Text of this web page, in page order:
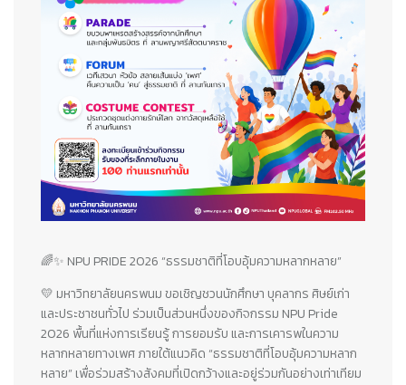
🌈✨ NPU PRIDE 2026 “ธรรมชาติที่โอบอุ้มความหลากหลาย”
💛 มหาวิทยาลัยนครพนม ขอเชิญชวนนักศึกษา บุคลากร ศิษย์เก่า
และประชาชนทั่วไป ร่วมเป็นส่วนหนึ่งของกิจกรรม NPU Pride
2026 พื้นที่แห่งการเรียนรู้ การยอมรับ และการเคารพในความ
หลากหลายทางเพศ ภายใต้แนวคิด “ธรรมชาติที่โอบอุ้มความหลาก
หลาย” เพื่อร่วมสร้างสังคมที่เปิดกว้างและอยู่ร่วมกันอย่างเท่าเทียม